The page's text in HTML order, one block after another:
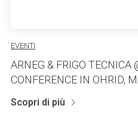
EVENTI
ARNEG & FRIGO TECNICA
CONFERENCE IN OHRID,
Scopri di più